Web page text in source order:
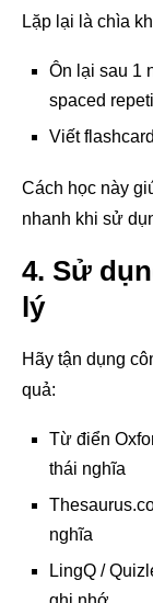
Lặp lại là chìa
Ôn lại sau 1
spaced
Viết
Cách học này
nhanh khi sử
4. Sử
lý
Hãy tận dụng
quả:
Từ điển
thái nghĩa
nghĩa
LingQ /